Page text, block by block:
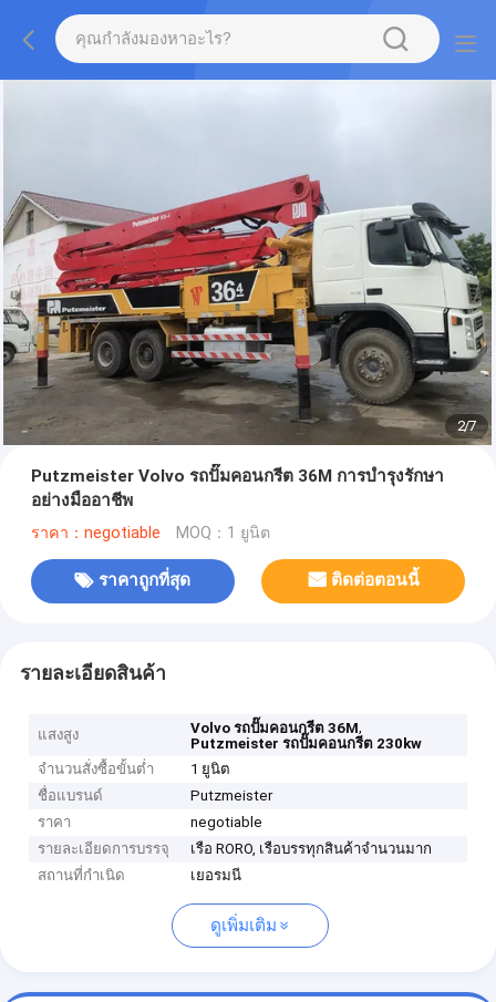
2/7
Putzmeister Volvo รถปั๊มคอนกรีต 36M การบำรุงรักษา
อย่างมืออาชีพ
ราคา：negotiable MOQ：1 ยูนิต
ราคาถูกที่สุด ติดต่อตอนนี้
รายละเอียดสินค้า
แสงสูง Volvo รถปั๊มคอนกรีต 36M,
Putzmeister รถปั๊มคอนกรีต 230kw
จำนวนสั่งซื้อขั้นต่ำ
1 ยูนิต
ชื่อแบรนด์
Putzmeister
ราคา
negotiable
รายละเอียดการบรรจุ
เรือ RORO, เรือบรรทุกสินค้าจำนวนมาก
สถานที่กำเนิด
เยอรมนี
ดูเพิ่มเติม